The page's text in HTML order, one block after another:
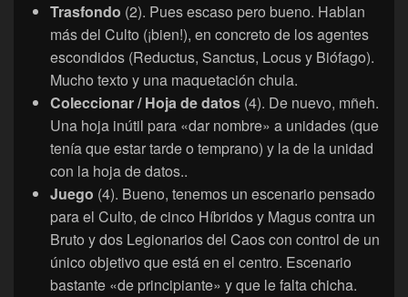
Trasfondo (2). Pues escaso pero bueno. Hablan
más del Culto (¡bien!), en concreto de los agentes
escondidos (Reductus, Sanctus, Locus y Biófago).
Mucho texto y una maquetación chula.
Coleccionar / Hoja de datos (4). De nuevo, mñeh.
Una hoja inútil para «dar nombre» a unidades (que
tenía que estar tarde o temprano) y la de la unidad
con la hoja de datos..
Juego (4). Bueno, tenemos un escenario pensado
para el Culto, de cinco Híbridos y Magus contra un
Bruto y dos Legionarios del Caos con control de un
único objetivo que está en el centro. Escenario
bastante «de principiante» y que le falta chicha.